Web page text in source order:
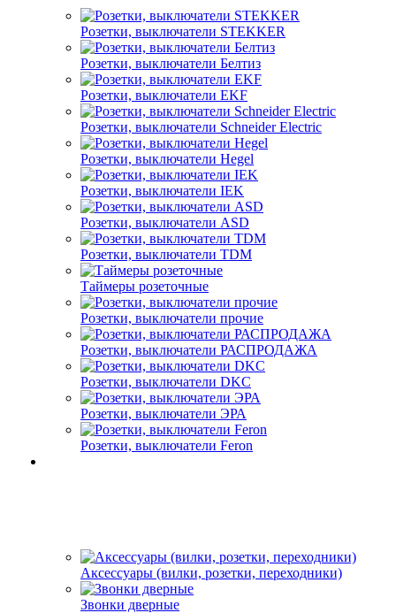
Розетки, выключатели STEKKER
Розетки, выключатели Белтиз
Розетки, выключатели EKF
Розетки, выключатели Schneider Electric
Розетки, выключатели Hegel
Розетки, выключатели IEK
Розетки, выключатели ASD
Розетки, выключатели TDM
Таймеры розеточные
Розетки, выключатели прочие
Розетки, выключатели РАСПРОДАЖА
Розетки, выключатели DKC
Розетки, выключатели ЭРА
Розетки, выключатели Feron
Аксессуары (вилки, розетки, переходники)
Звонки дверные